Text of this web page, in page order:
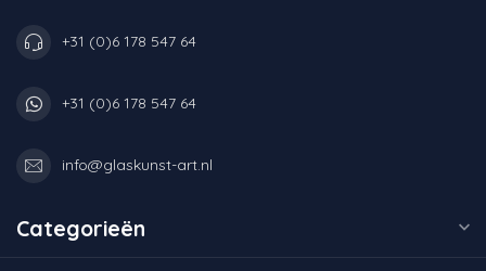
+31 (0)6 178 547 64
+31 (0)6 178 547 64
info@glaskunst-art.nl
Categorieën